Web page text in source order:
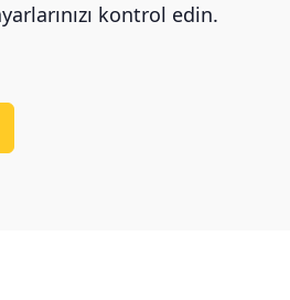
kontrol edin.